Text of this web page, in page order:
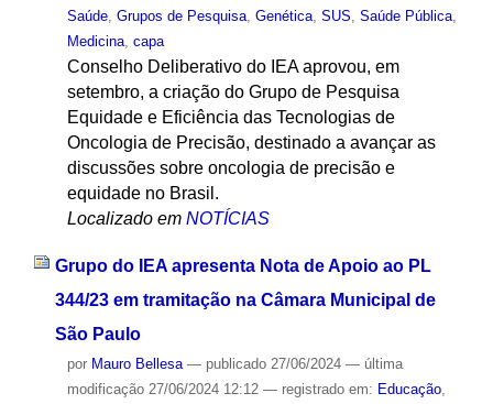
Saúde, Grupos de Pesquisa, Genética, SUS Saúde Pública,
Medicina, capa
Conselho Deliberativo do IEA aprovou, em
setembro, a criação do Grupo de Pesquisa
Equidade e Eficiência das Tecnologias de
Oncologia de Precisão, destinado a avançar as
discussões sobre oncologia de precisão e
equidade no Brasil.
Localizado em NOTÍCIAS
Grupo do IEA apresenta Nota de Apoio ao PL
344/23 em tramitação na Câmara Municipal de
São Paulo
por Mauro Bellesa — publicado27/06/2024 — última
modificação27/06/2024 12:12 — registrado em: Educação,